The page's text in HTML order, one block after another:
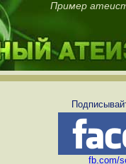
Пример
fb.com/